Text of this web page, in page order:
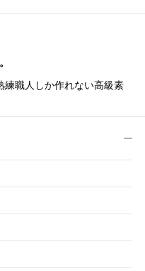
練職人しか作れない高級素